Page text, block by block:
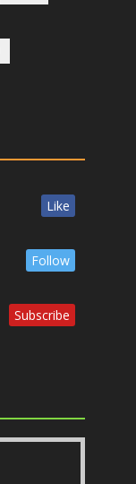
Like
Follow
Subscribe